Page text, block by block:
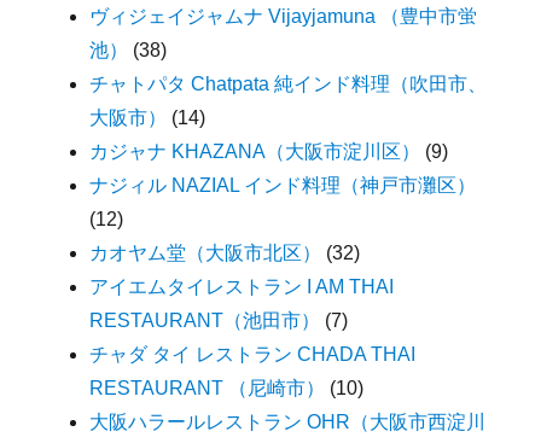
ヴィジェイジャムナ Vijayjamuna （豊中市蛍
池）
(38)
チャトパタ Chatpata 純インド料理（吹田市、
大阪市）
(14)
カジャナ KHAZANA（大阪市淀川区）
(9)
ナジィル NAZIAL インド料理（神戸市灘区）
(12)
カオヤム堂（大阪市北区）
(32)
アイエムタイレストラン I AM THAI
RESTAURANT（池田市）
(7)
チャダ タイ レストラン CHADA THAI
RESTAURANT （尼崎市）
(10)
大阪ハラールレストラン OHR（大阪市西淀川